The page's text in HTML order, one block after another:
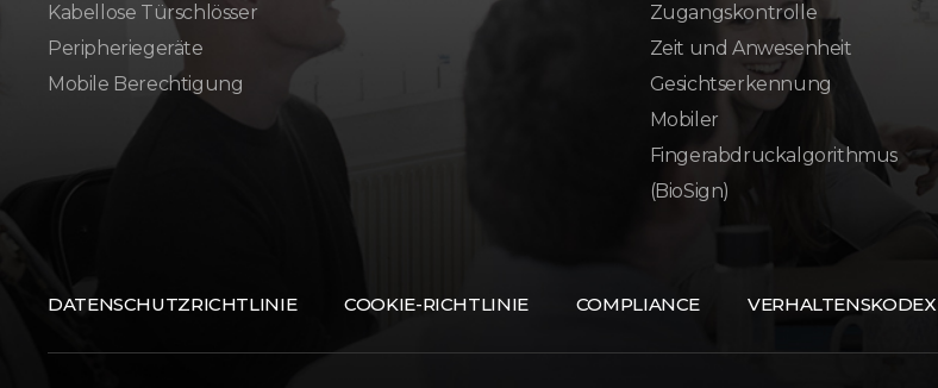
Kabellose Türschlösser
Peripheriegeräte
Mobile Berechtigung
Zugangskontrolle
Zeit und Anwesenheit
Gesichtserkennung
Mobiler
Fingerabdruckalgorithmus
(BioSign)
DATENSCHUTZRICHTLINIE COOKIE-RICHTLINIE COMPLIANCE VERHALTENSKODEX